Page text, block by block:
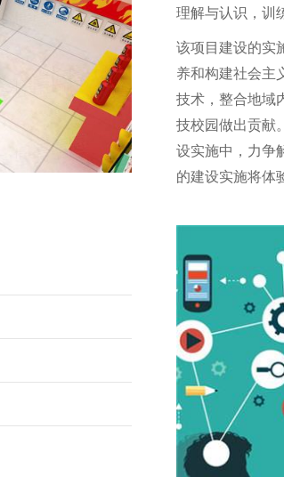
理解与认识，训
该项目建设的实
养和构建社会主
技术，整合地域
技校园做出贡献
设实施中，力争
的建设实施将体